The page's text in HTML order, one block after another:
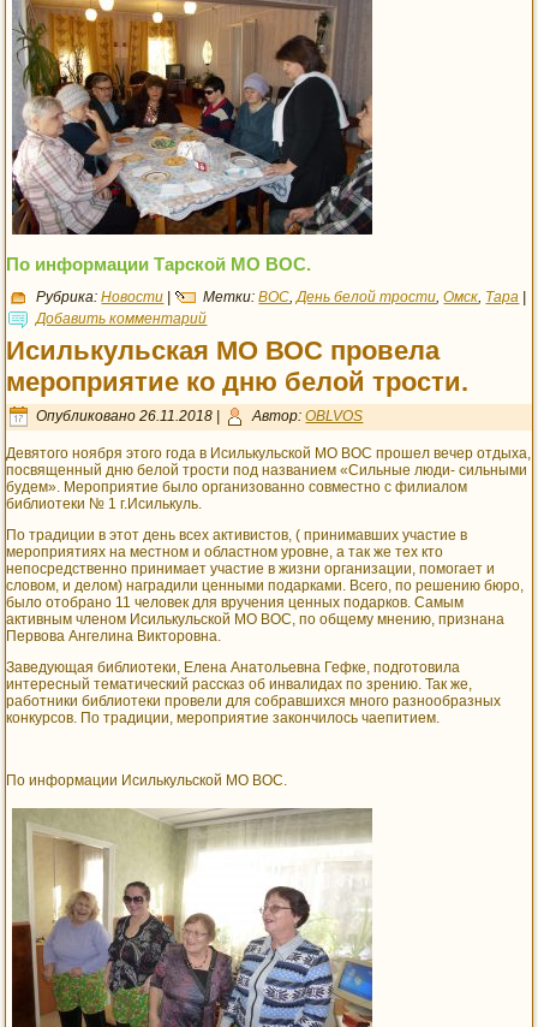
По информации Тарской МО ВОС.
Рубрика: Новости Метки: ВОС,День белой трости,Омск, Тара
Добавить комментарий
Исилькульская МО ВОС провела
мероприятие ко дню белой трости.
Опубликовано 26.11.2018 Автор: OBLVOS
Девятого ноября этого года в Исилькульской МО ВОС прошел вечер отдыха,
посвященный дню белой трости под названием «Сильные люди- сильными
будем». Мероприятие было организованно совместно с филиалом
библиотеки № 1 г.Исилькуль.
По традиции в этот день всех активистов, ( принимавших участие в
мероприятиях на местном и областном уровне, а так же тех кто
непосредственно принимает участие в жизни организации, помогает и
словом, и делом) наградили ценными подарками. Всего, по решению бюро,
было отобрано 11 человек для вручения ценных подарков. Самым
активным членом Исилькульской МО ВОС, по общему мнению, признана
Первова Ангелина Викторовна.
Заведующая библиотеки, Елена Анатольевна Гефке, подготовила
интересный тематический рассказ об инвалидах по зрению. Так же,
работники библиотеки провели для собравшихся много разнообразных
конкурсов. По традиции, мероприятие закончилось чаепитием.
По информации Исилькульской МО ВОС.